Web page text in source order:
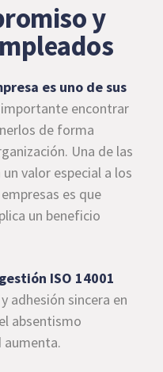
y
es uno de sus
importante encontrar
de forma
Una de las
valor especial a los
es que
un beneficio
ISO 14001
adhesión sincera en
absentismo
aumenta.